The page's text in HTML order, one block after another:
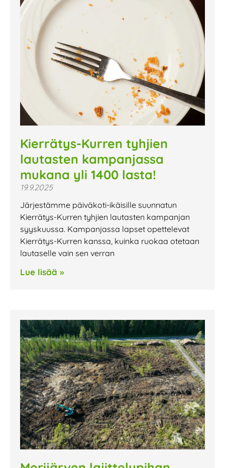
Kierrätys-Kurren tyhjien
lautasten kampanjassa
mukana yli 1400 lasta!
19.9.2025
Järjestämme päiväkoti-ikäisille suunnatun
Kierrätys-Kurren tyhjien lautasten kampanjan
syyskuussa. Kampanjassa lapset opettelevat
Kierrätys-Kurren kanssa, kuinka ruokaa otetaan
lautaselle vain sen verran
Lue lisää »